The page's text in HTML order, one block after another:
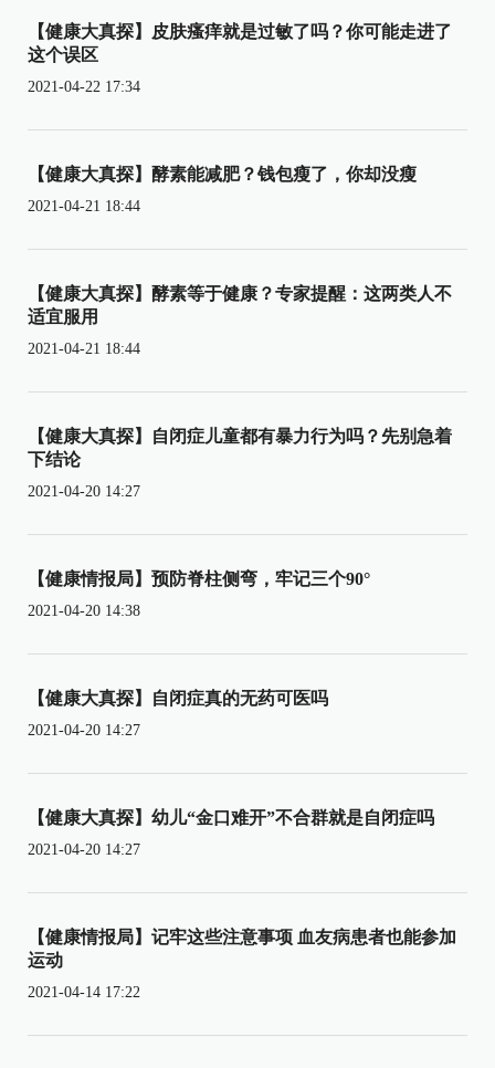
【健康大真探】皮肤瘙痒就是过敏了吗？你可能走进了
这个误区
2021-04-22 17:34
【健康大真探】酵素能减肥？钱包瘦了，你却没瘦
2021-04-21 18:44
【健康大真探】酵素等于健康？专家提醒：这两类人不
适宜服用
2021-04-21 18:44
【健康大真探】自闭症儿童都有暴力行为吗？先别急着
下结论
2021-04-20 14:27
【健康情报局】预防脊柱侧弯，牢记三个90°
2021-04-20 14:38
【健康大真探】自闭症真的无药可医吗
2021-04-20 14:27
【健康大真探】幼儿“金口难开”不合群就是自闭症吗
2021-04-20 14:27
【健康情报局】记牢这些注意事项 血友病患者也能参加
运动
2021-04-14 17:22